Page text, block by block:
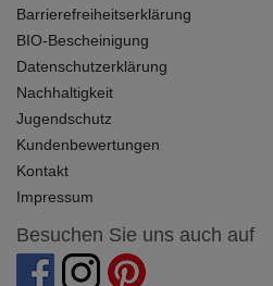
Barrierefreiheitserklärung
BIO-Bescheinigung
Datenschutzerklärung
Nachhaltigkeit
Jugendschutz
Kundenbewertungen
Kontakt
Impressum
Besuchen Sie uns auch auf